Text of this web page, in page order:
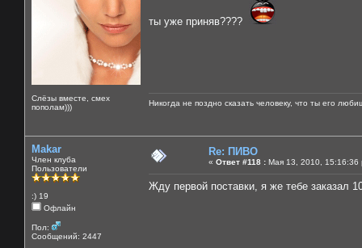
Слёзы вместе, смех
пополам)))
ты уже приняв????
Никогда не поздно сказать человеку, что ты его
Makar
Член клуба
Пользователи
:) 19
Офлайн
Пол:
Сообщений: 2447
Re: ПИВО
« Ответ #118 : Мая 13, 2010, 15:16:36
Жду первой поставки, я же тебе заказал